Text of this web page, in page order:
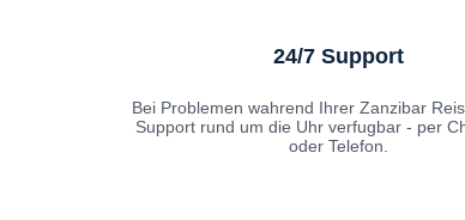
24/7 Support
Bei Problemen wahrend Ihrer Zanzibar
Support rund um die Uhr verfugbar - per
oder Telefon.